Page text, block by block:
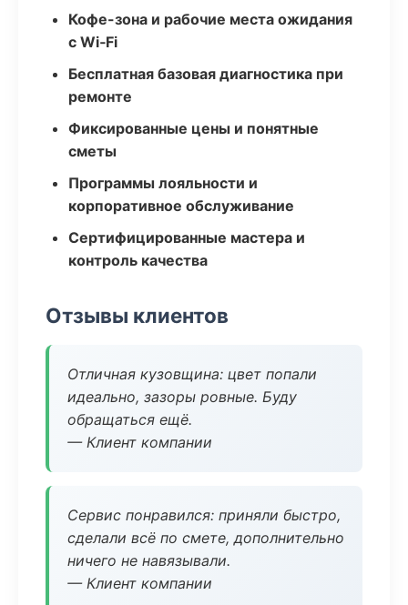
Кофе-зона и рабочие места ожидания
с Wi‑Fi
Бесплатная базовая диагностика при
ремонте
Фиксированные цены и понятные
сметы
Программы лояльности и
корпоративное обслуживание
Сертифицированные мастера и
контроль качества
Отзывы клиентов
Отличная кузовщина: цвет попали
идеально, зазоры ровные. Буду
обращаться ещё.
— Клиент компании
Сервис понравился: приняли быстро,
сделали всё по смете, дополнительно
ничего не навязывали.
— Клиент компании